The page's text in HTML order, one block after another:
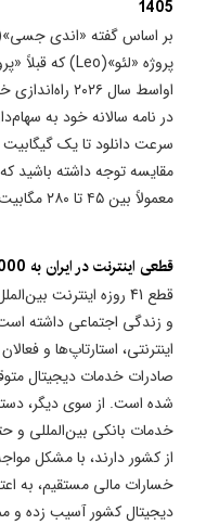
1405
اواسط سال
در نامه سالانه خود به
سرعت دانلود تا یک گیگابیت
معمولاً بین ۴۵ تا ۲۸۰ مگابیت بر ثانیه است.
قطعی اینترنت در ایران به 1000 ساعت رسید!
قطع 41 روزه اینترنت
و زندگی اجتماعی داشته
اینترنتی، استارتاپ‌ها و
صادرات خدمات دیجیتال
شده است. از سوی دیگر،
خدمات بانکی بین‌المللی و
از کشور دارند، با مشکل
خسارات مالی مستقیم، به
دیجیتال کشور آسیب زده